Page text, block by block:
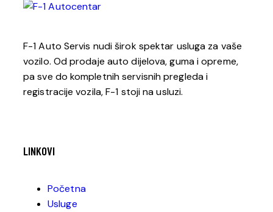
F-1 Auto Servis nudi širok spektar usluga za vaše
vozilo. Od prodaje auto dijelova, guma i opreme,
pa sve do kompletnih servisnih pregleda i
registracije vozila, F-1 stoji na usluzi.
LINKOVI
Početna
Usluge